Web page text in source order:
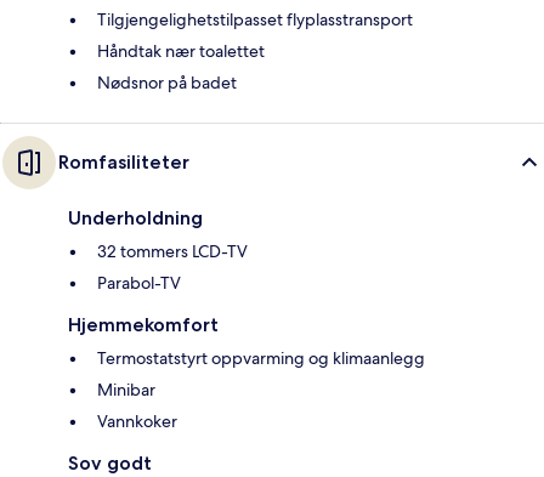
Tilgjengelighetstilpasset flyplasstransport
Håndtak nær toalettet
Nødsnor på badet
Romfasiliteter
Underholdning
32 tommers LCD-TV
Parabol-TV
Hjemmekomfort
Termostatstyrt oppvarming og klimaanlegg
Minibar
Vannkoker
Sov godt